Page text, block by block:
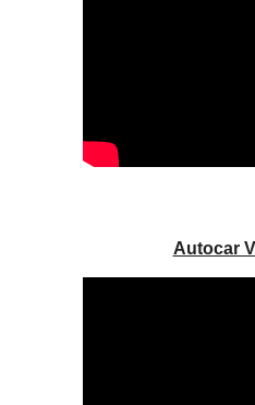
Autocar